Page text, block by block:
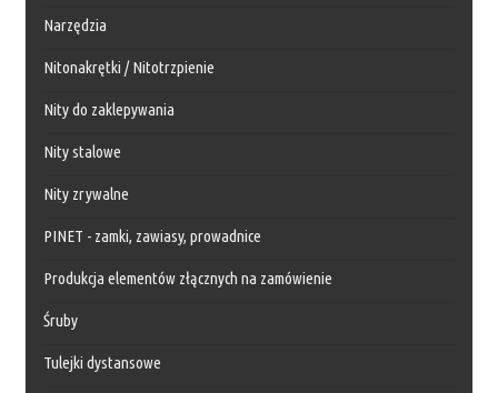
Narzędzia
Nitonakrętki / Nitotrzpienie
Nity do zaklepywania
Nity stalowe
Nity zrywalne
PINET - zamki, zawiasy, prowadnice
Produkcja elementów złącznych na zamówienie
Śruby
Tulejki dystansowe